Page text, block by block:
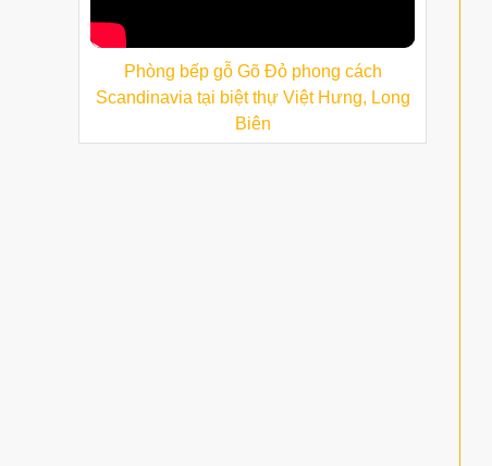
Phòng bếp gỗ Gõ Đỏ phong cách
Scandinavia tại biệt thự Việt Hưng, Long
Biên